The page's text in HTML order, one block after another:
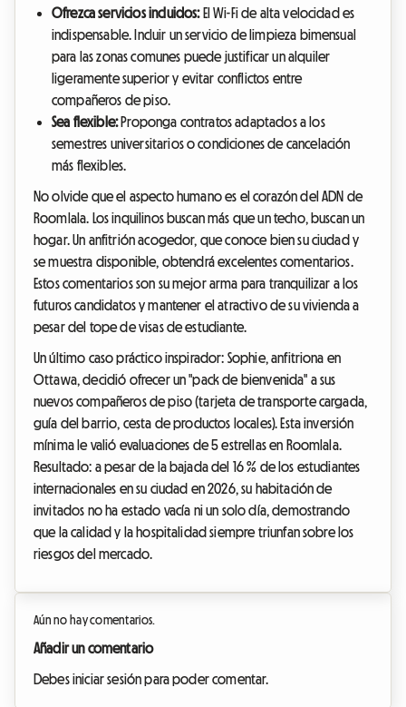
Ofrezca servicios incluidos:El Wi-Fi de alta velocidad es
indispensable. Incluir un servicio de limpieza bimensual
para las zonas comunes puede justificar un alquiler
ligeramente superior y evitar conflictos entre
compañeros de piso.
Sea flexible:Proponga contratos adaptados a los
semestres universitarios o condiciones de cancelación
más flexibles.
No olvide que el aspecto humano es el corazón del ADN de
Roomlala. Los inquilinos buscan más que un techo, buscan un
hogar. Un anfitrión acogedor, que conoce bien su ciudad y
se muestra disponible, obtendrá excelentes comentarios.
Estos comentarios son su mejor arma para tranquilizar a los
futuros candidatos y mantener el atractivo de su vivienda a
pesar del tope de visas de estudiante.
Un último caso práctico inspirador: Sophie, anfitriona en
Ottawa, decidió ofrecer un "pack de bienvenida" a sus
nuevos compañeros de piso (tarjeta de transporte cargada,
guía del barrio, cesta de productos locales). Esta inversión
mínima le valió evaluaciones de 5 estrellas en Roomlala.
Resultado: a pesar de la bajada del 16 % de los estudiantes
internacionales en su ciudad en 2026, su habitación de
invitados no ha estado vacía ni un solo día, demostrando
que la calidad y la hospitalidad siempre triunfan sobre los
riesgos del mercado.
Aún no hay comentarios.
Añadir un comentario
Debes iniciar sesión para poder comentar.